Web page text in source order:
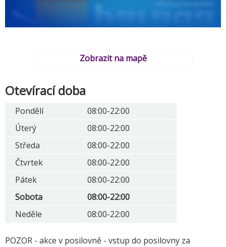
Zobrazit na mapě
Otevírací doba
Pondělí
08:00-22:00
Úterý
08:00-22:00
Středa
08:00-22:00
Čtvrtek
08:00-22:00
Pátek
08:00-22:00
Sobota
08:00-22:00
Neděle
08:00-22:00
POZOR - akce v posilovně - vstup do posilovny za